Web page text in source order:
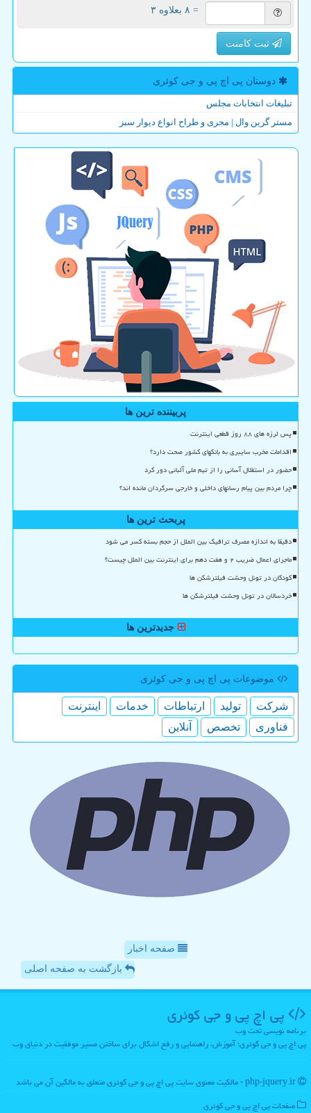
= ۸ بعلاوه ۳
ثبت کامنت
دوستان پی اچ پی و جی كوئری
تبلیغات انتخابات مجلس
مستر گرین وال | مجری و طراح انواع دیوار سبز
پربیننده ترین ها
پس لرزه های ۸۸ روز قطعی اینترنت
اقدامات مخرب سایبری به بانکهای کشور صحت دارد؟
حضور در استقلال آسانی را از تیم ملی آلبانی دور کرد
چرا مردم بین پیام رسانهای داخلی و خارجی سرگردان مانده اند؟
پربحث ترین ها
دقیقا به اندازه مصرف ترافیک بین الملل از حجم بسته کسر می شود
ماجرای اعمال ضریب ۲ و هفت دهم برای اینترنت بین الملل چیست؟
کودکان در تونل وحشت فیلترشکن ها
خردسالان در تونل وحشت فیلترشکن ها
جدیدترین ها
موضوعات پی اچ پی و جی كوئری
شركت تولید ارتباطات خدمات
اینترنت
فناوری
تخصص آنلاین
صفحه اخبار
بازگشت به صفحه اصلی
پی اچ پی و جی كوئری
برنامه نویسی تحت وب
پی اچ پی و جی کوئری؛ آموزش، راهنمایی و رفع اشکال برای ساختن مسیر موفقیت در دنیای وب
صفحات پی اچ پی و جی كوئری